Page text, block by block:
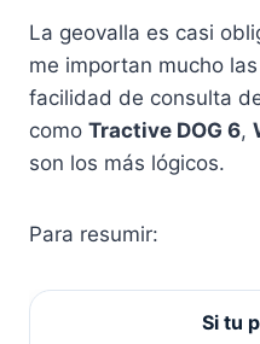
La geovalla es casi
me importan mucho
facilidad de consulta
como Tractive DOG 6,
son los más lógicos.
Para resumir:
Si tu